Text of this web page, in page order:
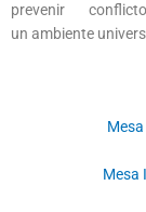
prevenir
un ambiente
Mesa